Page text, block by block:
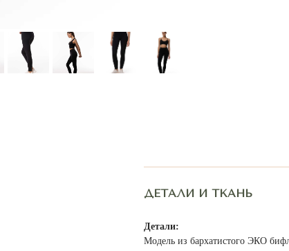
ДЕТАЛИ И ТКАНЬ
Детали:
Модель из бархатистого ЭКО